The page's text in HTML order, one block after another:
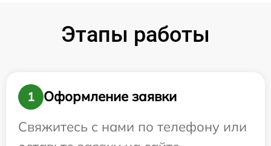
Этапы работы
1
Оформление заявки
Свяжитесь с нами по телефону или